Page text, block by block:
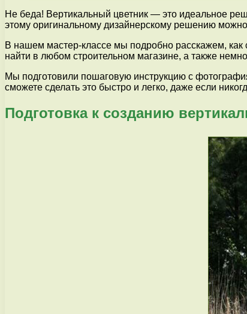
Не беда! Вертикальный цветник — это идеальное
этому оригинальному дизайнерскому решению
В нашем мастер-классе мы подробно расскажем, как
найти в любом строительном магазине, а также
Мы подготовили пошаговую инструкцию с
сможете сделать это быстро и легко, даже если
Подготовка к созданию